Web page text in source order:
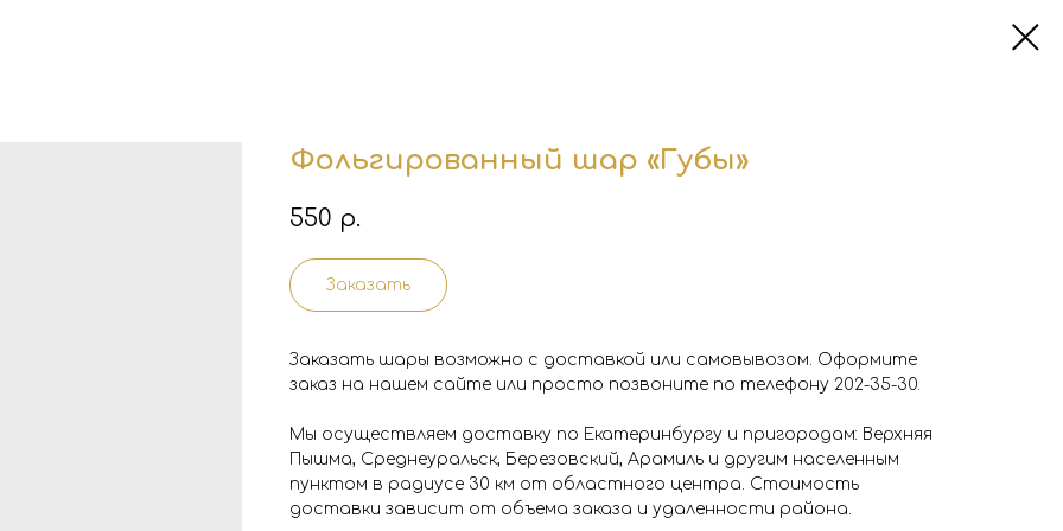
Фольгированный шар «Губы»
550 р.
Заказать
Заказать шары возможно с доставкой или самовывозом. Оформите
заказ на нашем сайте или просто позвоните по телефону 202-35-30.
Мы осуществляем доставку по Екатеринбургу и пригородам: Верхняя
Пышма, Среднеуральск, Березовский, Арамиль и другим населенным
пунктом в радиусе 30 км от областного центра. Стоимость
доставки зависит от объема заказа и удаленности района.